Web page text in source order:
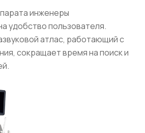
инженеры
удобство пользователя.
атлас, работающий с
сокращает время на поиск и